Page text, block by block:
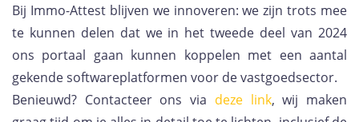
Bij Immo-Attest blijven we innoveren: we zijn trots mee
te kunnen delen dat we in het tweede deel van 2024
ons portaal gaan kunnen koppelen met een aantal
gekende softwareplatformen voor de vastgoedsector.
Benieuwd? Contacteer ons via deze link, wij maken